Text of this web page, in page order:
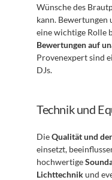
Wünsche des
kann. Bewertungen
Bewertungen auf
Provenexpert sind
DJs.
Technik und
Die Qualität und
einsetzt,
hochwertige
Lichttechnik und